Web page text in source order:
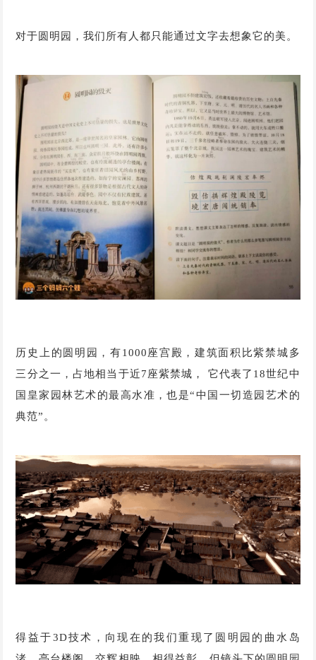
对于圆明园，我们所有人都只能通过文字去想象它的美。
历史上的圆明园，有1000座宫殿，建筑面积比紫禁城多
三分之一，占地相当于近7座紫禁城， 它代表了18世纪中
国皇家园林艺术的最高水准，也是“中国一切造园艺术的
典范”。
得益于3D技术，向现在的我们重现了圆明园的曲水岛